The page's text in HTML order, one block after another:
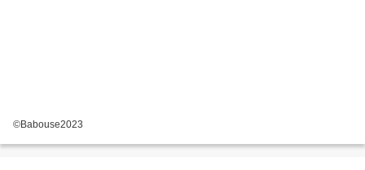
©Babouse2023